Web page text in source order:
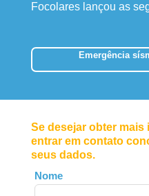
Focolares lançou as
Emergência
Se desejar obter mais
entrar em contato
seus dados.
Leave
this
Nome